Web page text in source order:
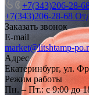
+7(343)206-28-
+7(343)206-28-68
Заказать звонок
E-mail
market@litshtamp-
Адрес
Екатеринбург, ул.
Режим работы
Пн. – Пт.: с 9:00 до